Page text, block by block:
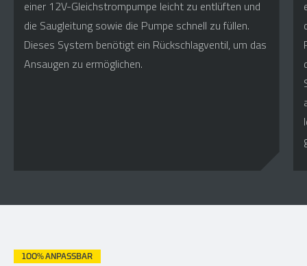
einer 12V-Gleichstrompumpe leicht zu entlüften und
die Saugleitung sowie die Pumpe schnell zu füllen.
Dieses System benötigt ein Rückschlagventil, um das
Ansaugen zu ermöglichen.
100% ANPASSBAR